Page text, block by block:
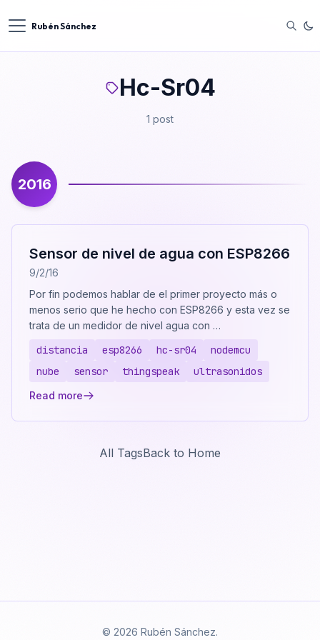
Rubén Sánchez
Hc-Sr04
1 post
2016
Sensor de nivel de agua con ESP8266
9/2/16
Por fin podemos hablar de el primer proyecto más o
menos serio que he hecho con ESP8266 y esta vez se
trata de un medidor de nivel agua con …
distancia esp8266 hc-sr04
nodemcu
nube
sensor thingspeak ultrasonidos
Read more
All TagsBack to Home
© 2026 Rubén Sánchez.